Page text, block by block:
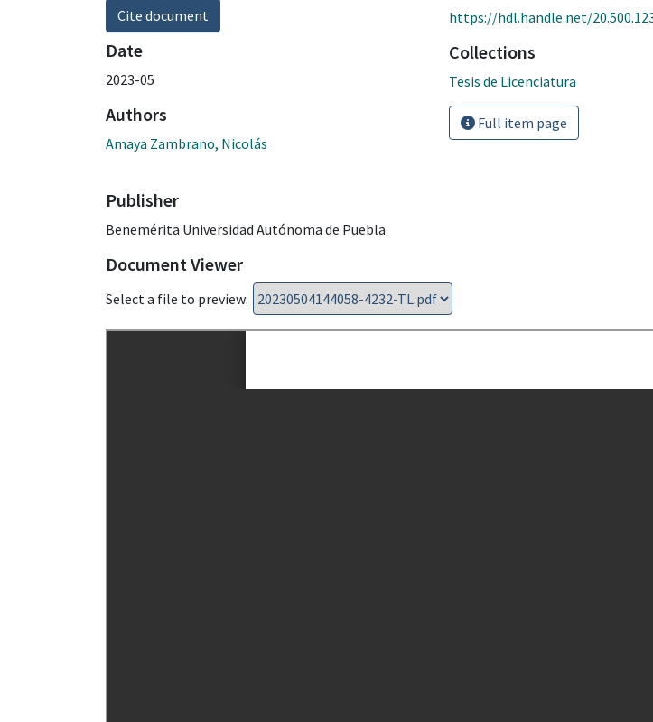
Cite document
Date
2023-05
Authors
Amaya Zambrano, Nicolás
Publisher
Benemérita Universidad Autónoma de Puebla
https://hdl.handle.net/
Collections
Tesis de Licenciatura
Full item page
Document Viewer
Select a file to preview: